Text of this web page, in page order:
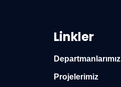
Linkler
Departmanlarımız
Projelerimiz